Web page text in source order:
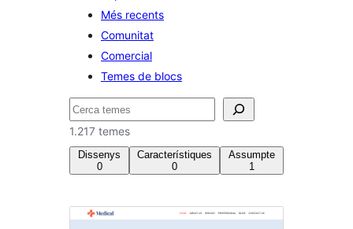
Més recents
Comunitat
Comercial
Temes de blocs
Cerca
1.217 temes
Dissenys
0
Característiques
0
Assumpte
1
Entreteniment